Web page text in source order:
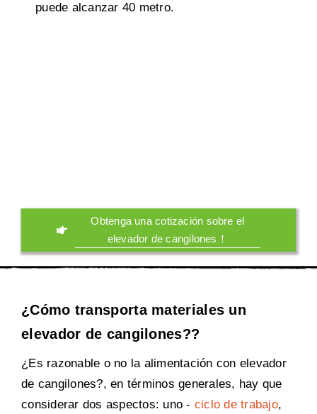
puede alcanzar 40 metro.
Obtenga una cotización sobre el
elevador de cangilones！
¿Cómo transporta materiales un
elevador de cangilones??
¿Es razonable o no la alimentación con elevador
de cangilones?, en términos generales, hay que
considerar dos aspectos: uno - ciclo de trabajo,